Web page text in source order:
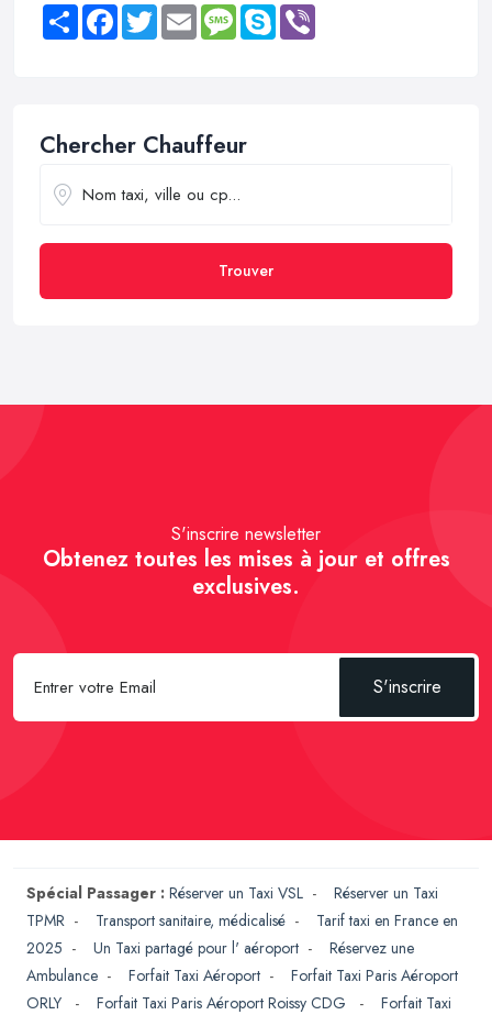
Share FacebookTwitter Email MessageSkype
Chercher Chauffeur
Trouver
S'inscrire newsletter
Obtenez toutes les mises à jour et offres
exclusives.
S'inscrire
Spécial Passager : Réserver un Taxi VSL - Réserver un Taxi
TPMR - Transport sanitaire, médicalisé - Tarif taxi en France en
2025 - Un Taxi partagé pour l' aéroport - Réservez une
Ambulance - Forfait Taxi Aéroport - Forfait Taxi Paris Aéroport
ORLY
- Forfait Taxi Paris Aéroport Roissy CDG - Forfait Taxi